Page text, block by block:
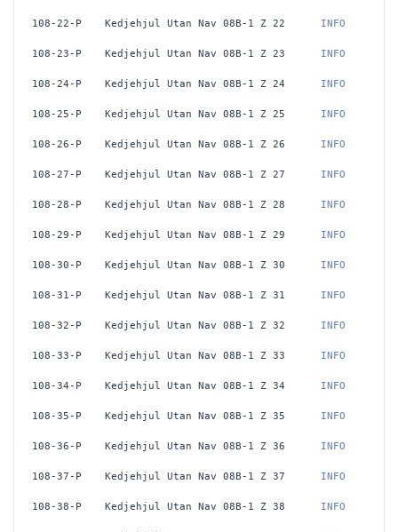
108-22-P Kedjehjul Utan Nav 08B-1 Z 22 INFO
108-23-P Kedjehjul Utan Nav 08B-1 Z 23 INFO
108-24-P Kedjehjul Utan Nav 08B-1 Z 24 INFO
108-25-P Kedjehjul Utan Nav 08B-1 Z 25 INFO
108-26-P Kedjehjul Utan Nav 08B-1 Z 26 INFO
108-27-P Kedjehjul Utan Nav 08B-1 Z 27 INFO
108-28-P Kedjehjul Utan Nav 08B-1 Z 28 INFO
108-29-P Kedjehjul Utan Nav 08B-1 Z 29 INFO
108-30-P Kedjehjul Utan Nav 08B-1 Z 30 INFO
108-31-P Kedjehjul Utan Nav 08B-1 Z 31 INFO
108-32-P Kedjehjul Utan Nav 08B-1 Z 32 INFO
108-33-P Kedjehjul Utan Nav 08B-1 Z 33 INFO
108-34-P Kedjehjul Utan Nav 08B-1 Z 34 INFO
108-35-P Kedjehjul Utan Nav 08B-1 Z 35 INFO
108-36-P Kedjehjul Utan Nav 08B-1 Z 36 INFO
108-37-P Kedjehjul Utan Nav 08B-1 Z 37 INFO
108-38-P Kedjehjul Utan Nav 08B-1 Z 38 INFO